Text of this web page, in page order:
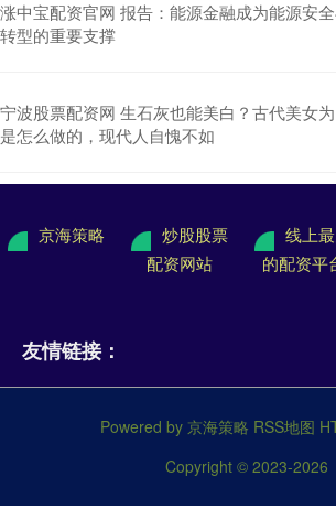
涨中宝配资官网 报告：能源金融成为能源安
转型的重要支撑
宁波股票配资网 生石灰也能美白？古代美女
是怎么做的，现代人自愧不如
京海策略
炒股股票
配资网站
线上
的配资平
友情链接：
Powered by 京海策略 RSS地图
Copyright © 2023-2026